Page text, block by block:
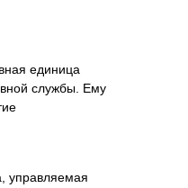
единица
службы. Ему
управляемая